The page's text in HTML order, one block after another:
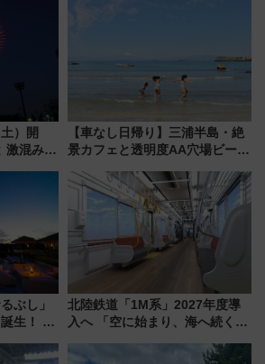
と行
道満喫
化！安全性や乗り心地の向上に
）開
激混みの
の花火が
【車なし日帰り】三浦半島・絶
景カフェと透明度AA穴場ビーチ
用してストレスフリー旅へ行こ
う！
ぶし」
生！ 石
を体験
北陸鉄道「1M系」2027年度導
入へ 「空に始まり、海へ続く」
神秘的なデザイン